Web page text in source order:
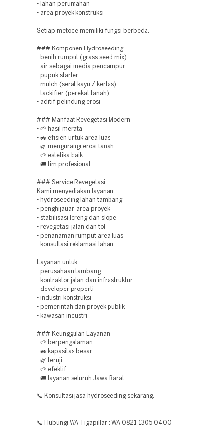
- lahan perumahan
- area proyek konstruksi
Setiap metode memiliki fungsi berbeda.
### Komponen Hydroseeding
- benih rumput (grass seed mix)
- air sebagai media pencampur
- pupuk starter
- mulch (serat kayu / kertas)
- tackifier (perekat tanah)
- aditif pelindung erosi
### Manfaat Revegetasi Modern
- 🌱 hasil merata
- 🚜 efisien untuk area luas
- 🌿 mengurangi erosi tanah
- 🌱 estetika baik
- 🚚 tim profesional
### Service Revegetasi
Kami menyediakan layanan:
- hydroseeding lahan tambang
- penghijauan area proyek
- stabilisasi lereng dan slope
- revegetasi jalan dan tol
- penanaman rumput area luas
- konsultasi reklamasi lahan
Layanan untuk:
- perusahaan tambang
- kontraktor jalan dan infrastruktur
- developer properti
- industri konstruksi
- pemerintah dan proyek publik
- kawasan industri
### Keunggulan Layanan
- 🌱 berpengalaman
- 🚜 kapasitas besar
- 🌿 teruji
- 🌱 efektif
- 🚚 layanan seluruh Jawa Barat
📞 Konsultasi jasa hydroseeding sekarang.
📞 Hubungi WA Tigapillar : WA 0821 1305 0400